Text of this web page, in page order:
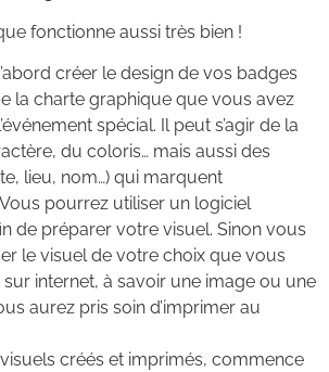
fonctionne aussi très bien !
créer le design de vos badges
la charte graphique que vous avez
spécial. Il peut s’agir de la
du coloris… mais aussi des
lieu, nom…) qui marquent
Vous pourrez utiliser un logiciel
de préparer votre visuel. Sinon vous
le visuel de votre choix que vous
internet, à savoir une image ou une
aurez pris soin d’imprimer au
créés et imprimés, commence